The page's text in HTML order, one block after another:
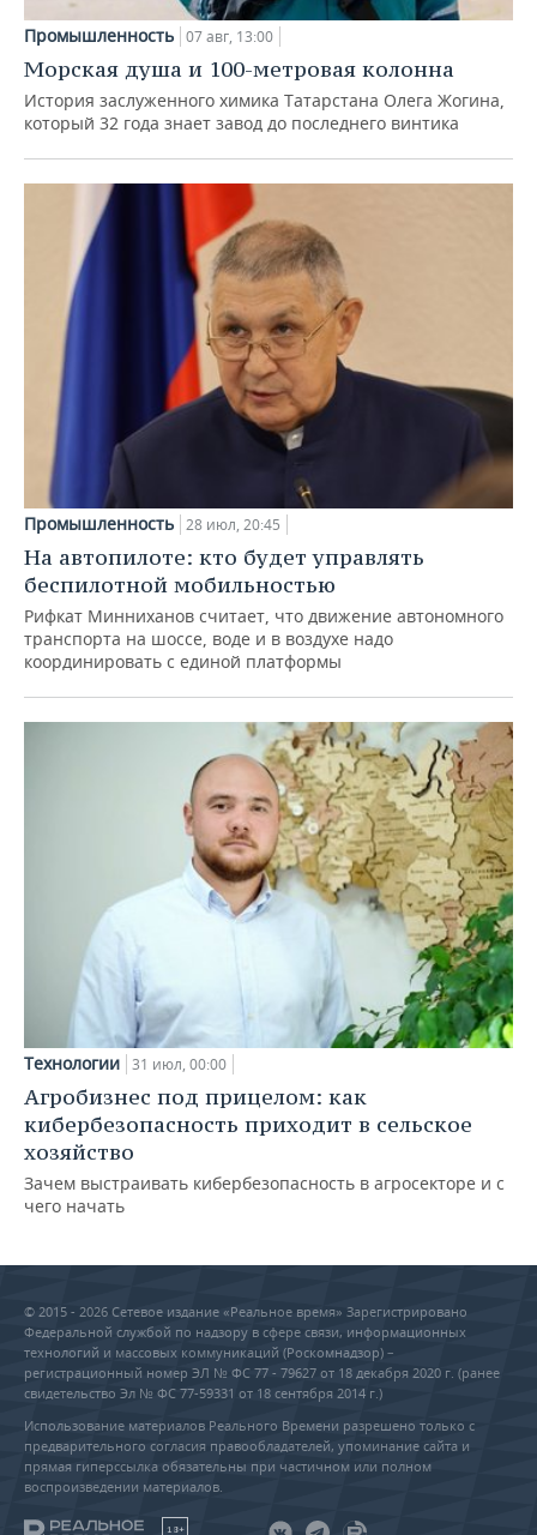
Промышленность 07 авг, 13:00
Морская душа и 100-метровая колонна
История заслуженного химика Татарстана Олега Жогина,
который 32 года знает завод до последнего винтика
Промышленность 28 июл, 20:45
На автопилоте: кто будет управлять
беспилотной мобильностью
Рифкат Минниханов считает, что движение автономного
транспорта на шоссе, воде и в воздухе надо
координировать с единой платформы
Технологии 31 июл, 00:00
Агробизнес под прицелом: как
кибербезопасность приходит в сельское
хозяйство
Зачем выстраивать кибербезопасность в агросекторе и с
чего начать
© 2015 - 2026 Сетевое издание «Реальное время» Зарегистрировано
Федеральной службой по надзору в сфере связи, информационных
технологий и массовых коммуникаций (Роскомнадзор) –
регистрационный номер ЭЛ № ФС 77 - 79627 от 18 декабря 2020 г. (ранее
свидетельство Эл № ФС 77-59331 от 18 сентября 2014 г.)
Использование материалов Реального Времени разрешено только с
предварительного согласия правообладателей, упоминание сайта и
прямая гиперссылка обязательны при частичном или полном
воспроизведении материалов.
18+